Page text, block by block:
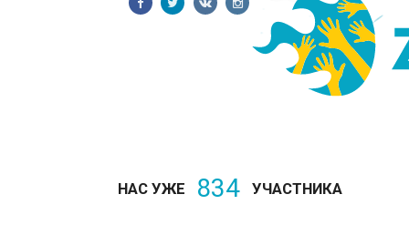
НАС УЖЕ 834 УЧАСТНИКА